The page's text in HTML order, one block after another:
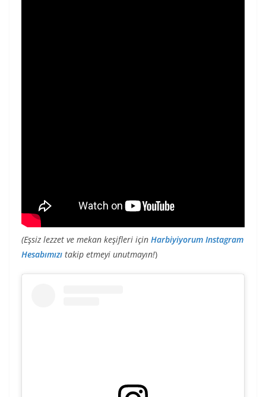
(Eşsiz lezzet ve mekan keşifleri için Harbiyiyorum Instagram
Hesabımızı takip etmeyi unutmayın!)